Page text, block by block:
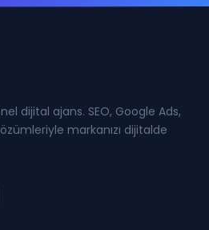
dijital ajans. SEO, Google Ads,
markanızı dijitalde